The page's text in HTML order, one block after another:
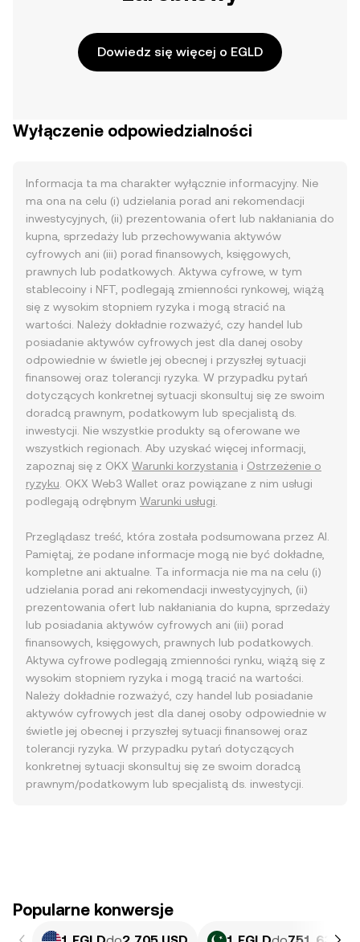
Dowiedz się więcej o EGLD
Wyłączenie odpowiedzialności
Informacja ta ma charakter wyłącznie informacyjny. Nie
ma ona na celu (i) udzielania porad ani rekomendacji
inwestycyjnych, (ii) prezentowania ofert lub nakłaniania do
kupna, sprzedaży lub przechowywania aktywów
cyfrowych ani (iii) porad finansowych, księgowych,
prawnych lub podatkowych. Aktywa cyfrowe, w tym
stablecoiny i NFT, podlegają zmienności rynkowej, wiążą
się z wysokim stopniem ryzyka i mogą stracić na
wartości. Należy dokładnie rozważyć, czy handel lub
posiadanie aktywów cyfrowych jest dla danej osoby
odpowiednie w świetle jej obecnej i przyszłej sytuacji
finansowej oraz tolerancji ryzyka. W przypadku pytań
dotyczących konkretnej sytuacji skonsultuj się ze swoim
doradcą prawnym, podatkowym lub specjalistą ds.
inwestycji. Nie wszystkie produkty są oferowane we
wszystkich regionach. Aby uzyskać więcej informacji,
zapoznaj się z OKX Warunki korzystania i Ostrzeżenie o
ryzyku . OKX Web3 Wallet oraz powiązane z nim usługi
podlegają odrębnym Warunki usługi
Przeglądasz treść, która została podsumowana przez AI.
Pamiętaj, że podane informacje mogą nie być dokładne,
kompletne ani aktualne. Ta informacja nie ma na celu (i)
udzielania porad ani rekomendacji inwestycyjnych, (ii)
prezentowania ofert lub nakłaniania do kupna, sprzedaży
lub posiadania aktywów cyfrowych ani (iii) porad
finansowych, księgowych, prawnych lub podatkowych.
Aktywa cyfrowe podlegają zmienności rynku, wiążą się z
wysokim stopniem ryzyka i mogą tracić na wartości.
Należy dokładnie rozważyć, czy handel lub posiadanie
aktywów cyfrowych jest dla danej osoby odpowiednie w
świetle jej obecnej i przyszłej sytuacji finansowej oraz
tolerancji ryzyka. W przypadku pytań dotyczących
konkretnej sytuacji skonsultuj się ze swoim doradcą
prawnym/podatkowym lub specjalistą ds. inwestycji.
Popularne konwersje